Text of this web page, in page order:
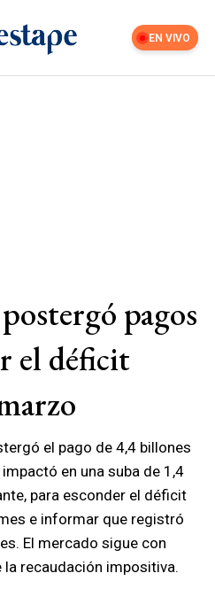
EN VIVO
pagos
el déficit
el pago de 4,4 billones
en una suba de 1,4
para esconder el déficit
e informar que registró
El mercado sigue con
recaudación impositiva.